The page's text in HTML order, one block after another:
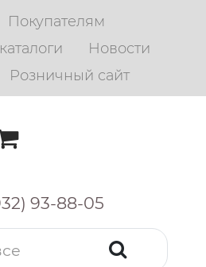
Покупателям
Новости
Розничный сайт
93-88-05